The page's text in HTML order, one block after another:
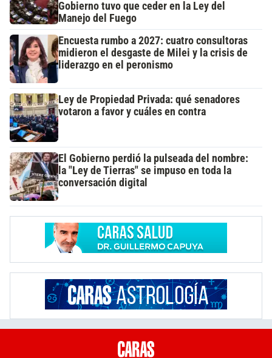
Gobierno tuvo que ceder en la Ley del
Manejo del Fuego
Encuesta rumbo a 2027: cuatro consultoras
midieron el desgaste de Milei y la crisis de
liderazgo en el peronismo
Ley de Propiedad Privada: qué senadores
votaron a favor y cuáles en contra
El Gobierno perdió la pulseada del nombre:
la "Ley de Tierras" se impuso en toda la
conversación digital